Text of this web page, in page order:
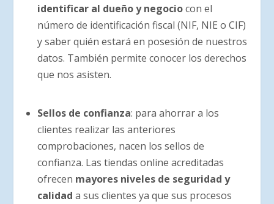
identificar al dueño y negociocon el
número de identificación fiscal (NIF, NIE o CIF)
y saber quién estará en posesión de nuestros
datos. También permite conocer los derechos
que nos asisten.
Sellos de confianza: para ahorrar a los
clientes realizar las anteriores
comprobaciones, nacen los sellos de
confianza. Las tiendas online acreditadas
ofrecen mayores niveles de seguridad y
calidad a sus clientes ya que sus procesos